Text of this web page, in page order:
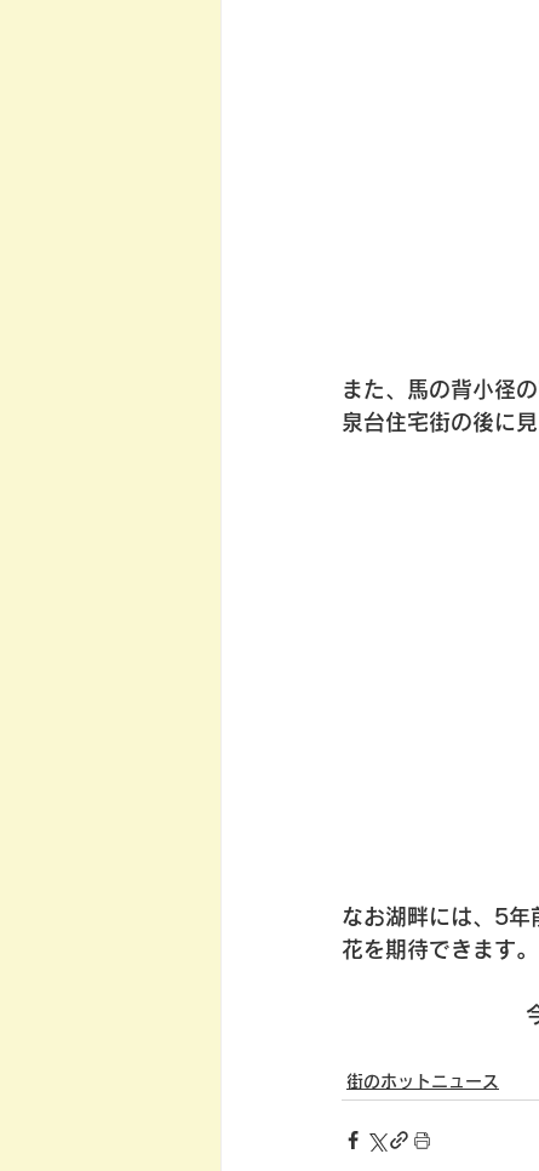
また、馬の背小径
泉台住宅街の後に
なお湖畔には、5年
花を期待できます。
街のホットニュース